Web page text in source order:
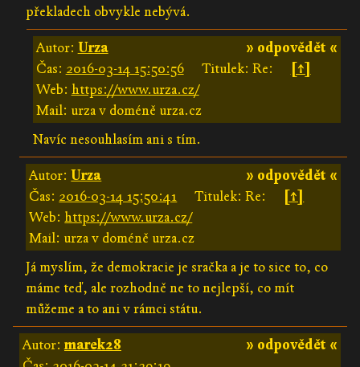
překladech obvykle nebývá.
» odpovědět «
Autor: Urza
Čas: 2016-03-14 15:50:56 Titulek: Re:
[↑]
Web: https://www.urza.cz/
Mail: urza v doméně urza.cz
Navíc nesouhlasím ani s tím.
» odpovědět «
Autor:Urza
Čas: 2016-03-14 15:50:41 Titulek: Re:
[↑]
Web:https://www.urza.cz/
Mail: urza v doméně urza.cz
Já myslím, že demokracie je sračka a je to sice to, co
máme teď, ale rozhodně ne to nejlepší, co mít
můžeme a to ani v rámci státu.
» odpovědět «
Autor:marek28